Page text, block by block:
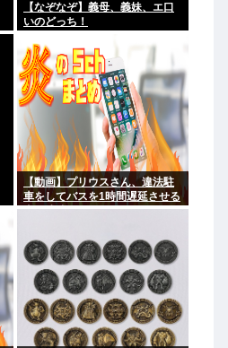
【なぞなぞ】義母、義妹、エ口
いのどっち！
【動画】プリウスさん、違法駐
車をしてバスを1時間遅延させる
事に成功してしまうwww